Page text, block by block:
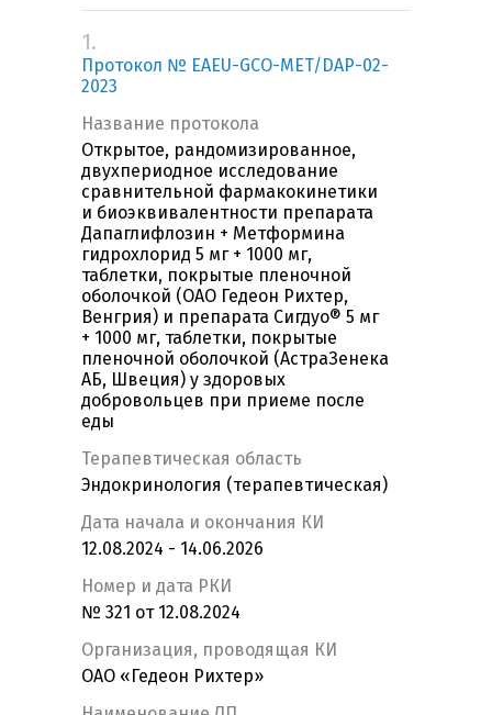
1.
Протокол № EAEU-GCO-MET/DAP-02-
2023
Название протокола
Открытое, рандомизированное,
двухпериодное исследование
сравнительной фармакокинетики
и биоэквивалентности препарата
Дапаглифлозин + Метформина
гидрохлорид 5 мг + 1000 мг,
таблетки, покрытые пленочной
оболочкой (ОАО Гедеон Рихтер,
Венгрия) и препарата Сигдуо® 5 мг
+ 1000 мг, таблетки, покрытые
пленочной оболочкой (АстраЗенека
АБ, Швеция) у здоровых
добровольцев при приеме после
еды
Терапевтическая область
Эндокринология (терапевтическая)
Дата начала и окончания КИ
12.08.2024 - 14.06.2026
Номер и дата РКИ
№ 321 от 12.08.2024
Организация, проводящая КИ
ОАО «Гедеон Рихтер»